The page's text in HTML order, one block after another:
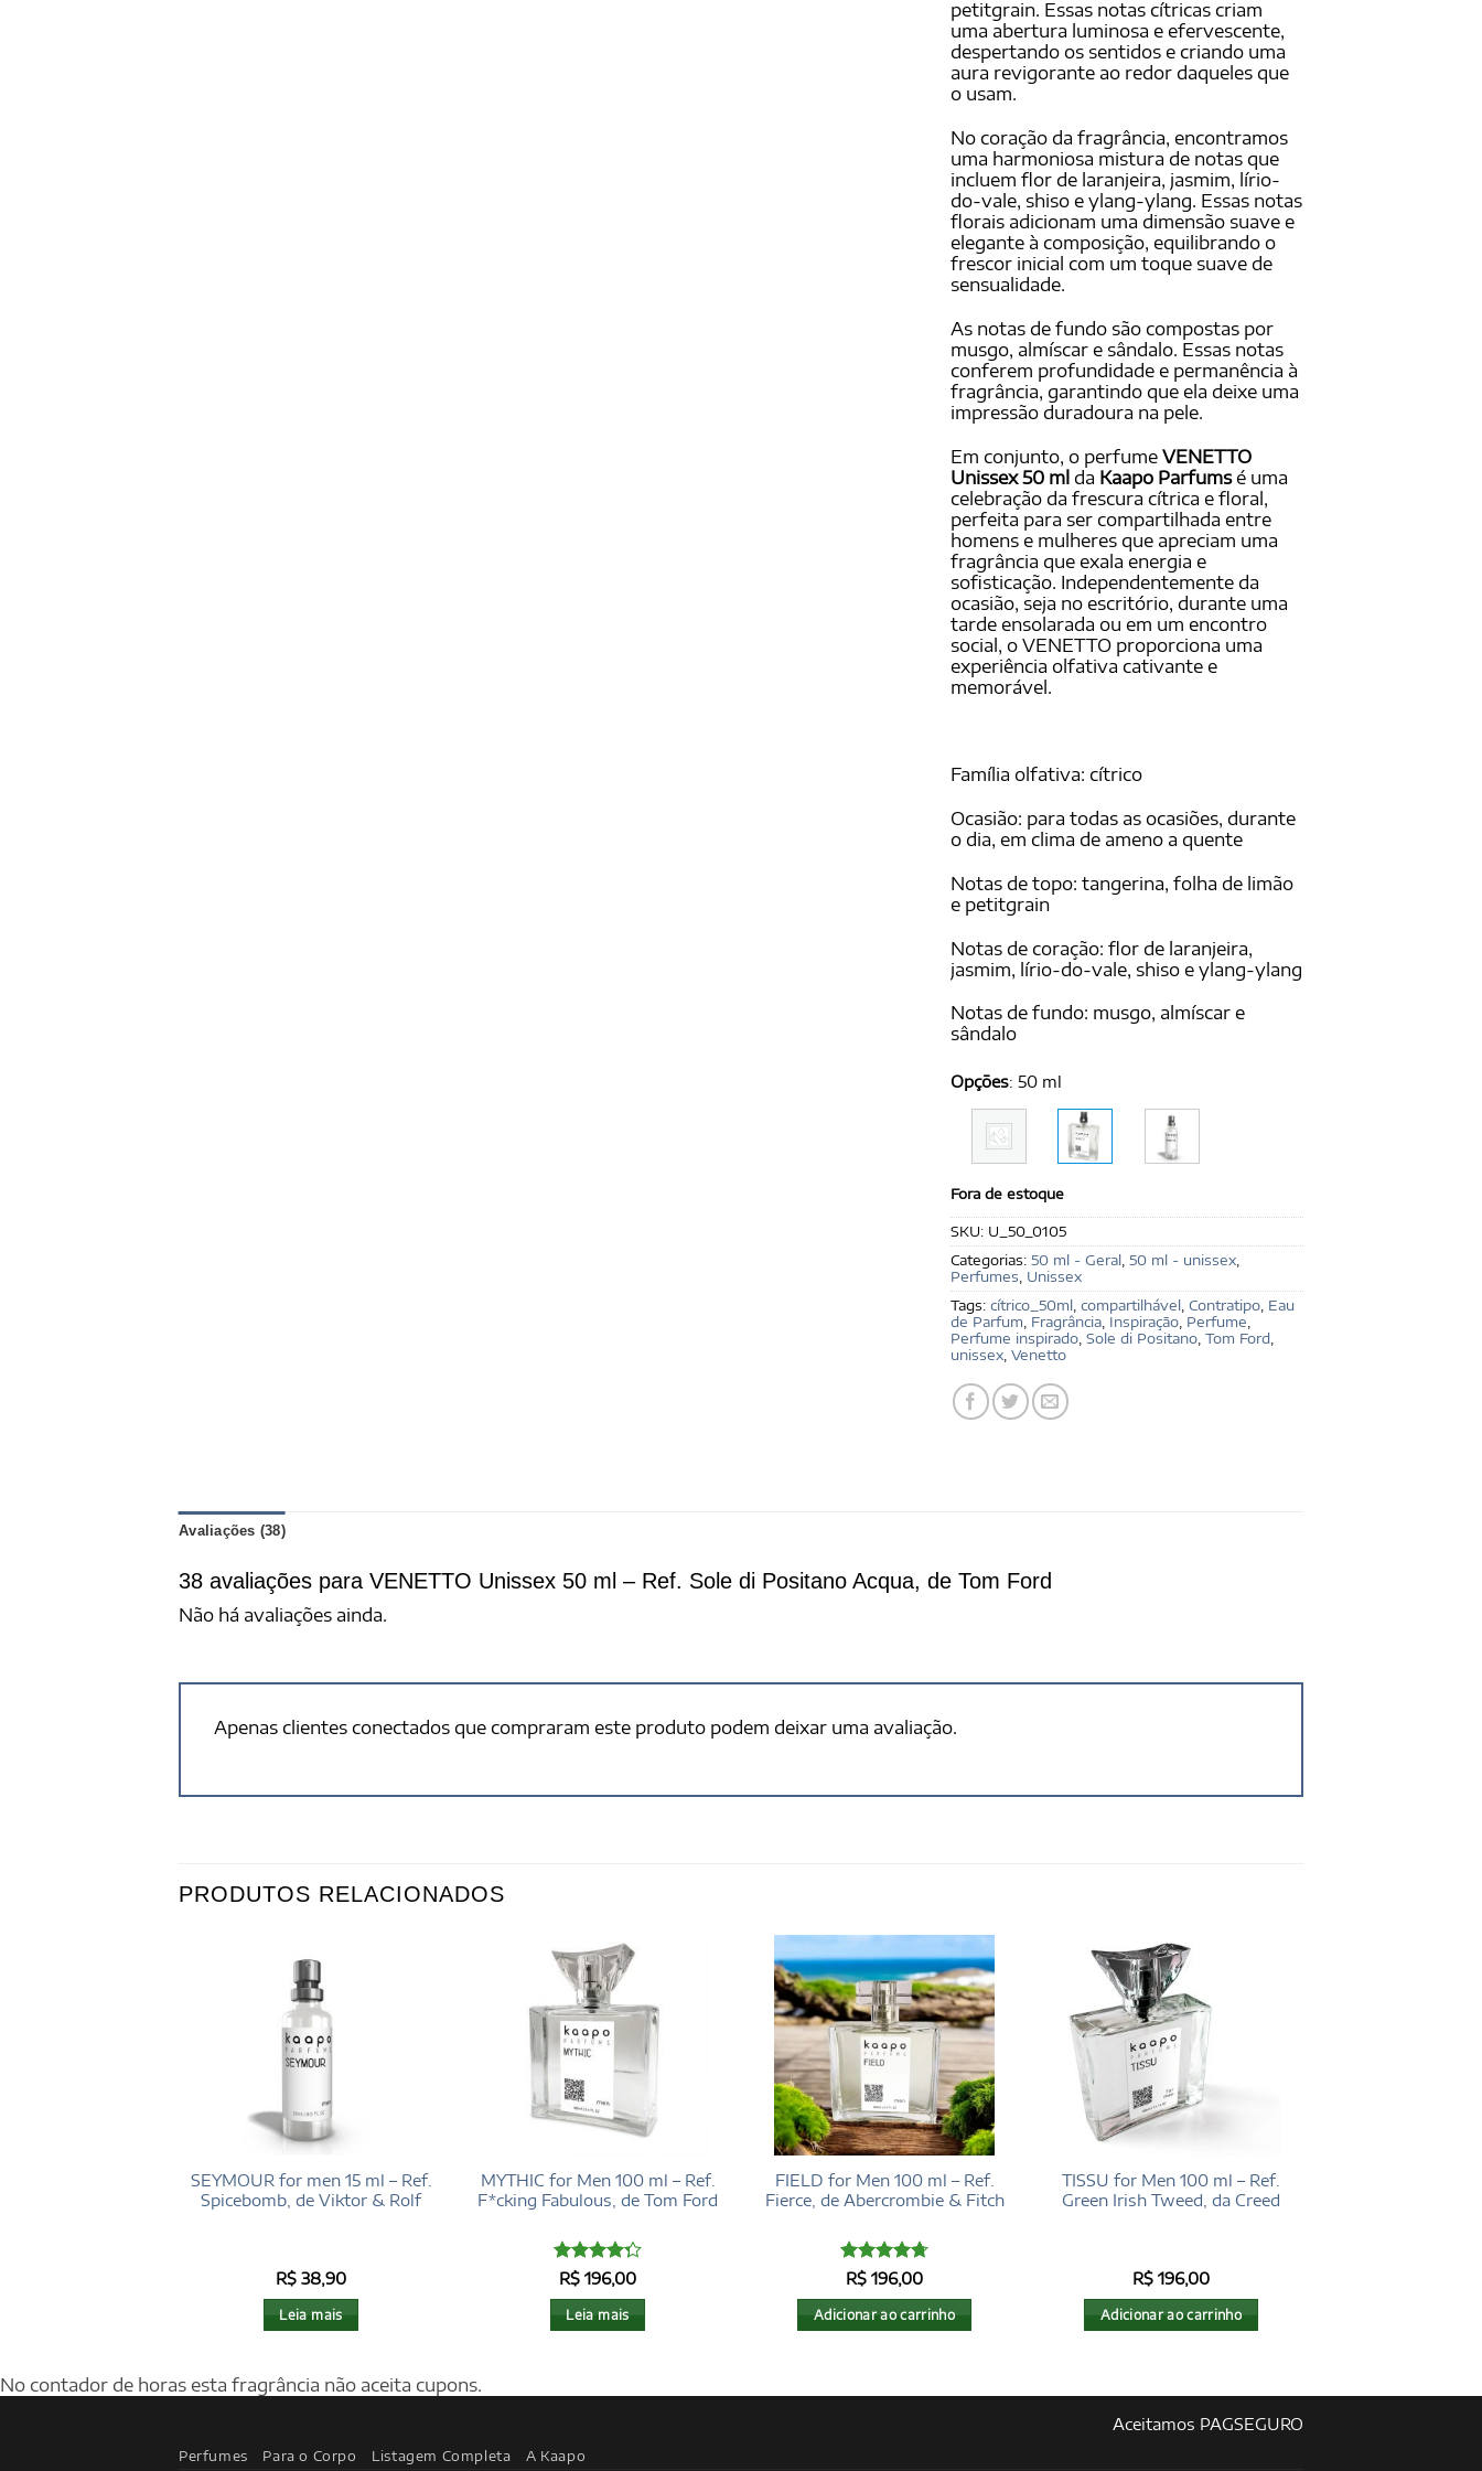
petitgrain. Essas notas cítricas criam
uma abertura luminosa e efervescente,
despertando os sentidos e criando uma
aura revigorante ao redor daqueles que
o usam.
No coração da fragrância, encontramos
uma harmoniosa mistura de notas que
incluem flor de laranjeira, jasmim, lírio-
do-vale, shiso e ylang-ylang. Essas notas
florais adicionam uma dimensão suave e
elegante à composição, equilibrando o
frescor inicial com um toque suave de
sensualidade.
As notas de fundo são compostas por
musgo, almíscar e sândalo. Essas notas
conferem profundidade e permanência à
fragrância, garantindo que ela deixe uma
impressão duradoura na pele.
Em conjunto, o perfume VENETTO
Unissex 50 ml da Kaapo Parfumsé uma
celebração da frescura cítrica e floral,
perfeita para ser compartilhada entre
homens e mulheres que apreciam uma
fragrância que exala energia e
sofisticação. Independentemente da
ocasião, seja no escritório, durante uma
tarde ensolarada ou em um encontro
social, o VENETTO proporciona uma
experiência olfativa cativante e
memorável.
Família olfativa: cítrico
Ocasião: para todas as ocasiões, durante
o dia, em clima de ameno a quente
Notas de topo: tangerina, folha de limão
e petitgrain
Notas de coração: flor de laranjeira,
jasmim, lírio-do-vale, shiso e ylang-ylang
Notas de fundo: musgo, almíscar e
sândalo
Opções: 50 ml
Fora de estoque
SKU: U_50_0105
Categorias: 50 ml - Geral 50 ml - unissex
Perfumes Unissex
Tags: cítrico_50ml compartilhável Contratipo Eau
de Parfum Fragrância Inspiração Perfume
Perfume inspirado Sole di Positano Tom Ford
unissex Venetto
Avaliações (38)
38 avaliações para VENETTO Unissex 50 ml – Ref. Sole di Positano Acqua, de Tom Ford
Não há avaliações ainda.
Apenas clientes conectados que compraram este produto podem deixar uma avaliação.
PRODUTOS RELACIONADOS
SEYMOUR for men 15 ml – Ref.
Spicebomb, de Viktor & Rolf
R$ 38,90
Leia mais
MYTHIC for Men 100 ml – Ref.
F*cking Fabulous, de Tom Ford
Avaliação
R$ 196,00
Leia mais
FIELD for Men 100 ml – Ref.
Fierce, de Abercrombie & Fitch
Avaliação
R$ 196,00
Adicionar ao carrinho
TISSU for Men 100 ml – Ref.
Green Irish Tweed, da Creed
R$ 196,00
Adicionar ao carrinho
No contador de horas esta fragrância não aceita cupons.
Aceitamos PAGSEGURO
Perfumes Para o Corpo Listagem Completa A Kaapo